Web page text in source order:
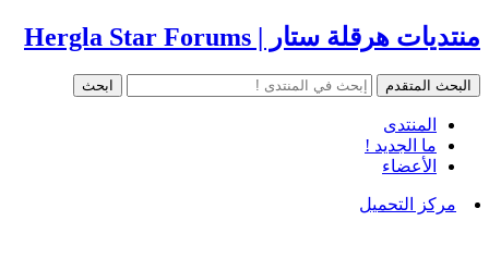
منتديات هرقلة ستار | Hergla Star Forums
المنتدى
ما الجديد !
الأعضاء
مركز التحميل